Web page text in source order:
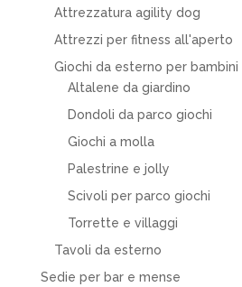
Attrezzatura agility dog
Attrezzi per fitness all'aperto
Giochi da esterno per bambini
Altalene da giardino
Dondoli da parco giochi
Giochi a molla
Palestrine e jolly
Scivoli per parco giochi
Torrette e villaggi
Tavoli da esterno
Sedie per bar e mense